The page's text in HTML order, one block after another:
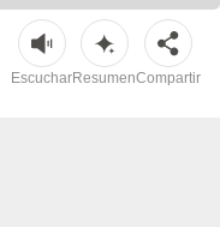
EscucharResumenCompartir